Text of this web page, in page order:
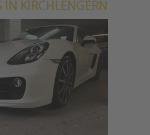
IN KIRCHLENGERN